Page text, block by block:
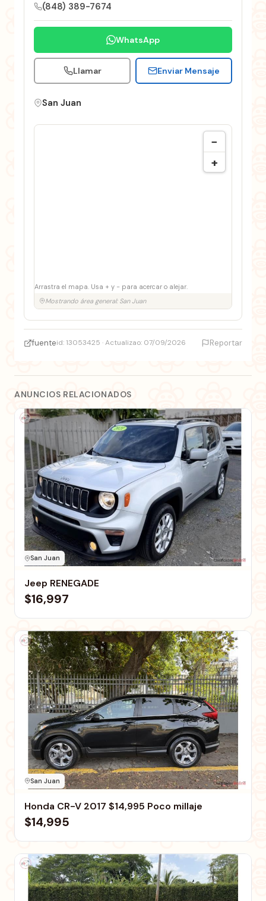
(848) 389-7674
WhatsApp
Llamar Enviar Mensaje
San Juan
−
+
Arrastra el mapa. Usa + y − para acercar o alejar.
Mostrando área general: San Juan
fuenteid: 13053425 · Actualizao: 07/09/2026 Reportar
ANUNCIOS RELACIONADOS
San Juan
Jeep RENEGADE
$16,997
San Juan
Honda CR-V 2017 $14,995 Poco millaje
$14,995